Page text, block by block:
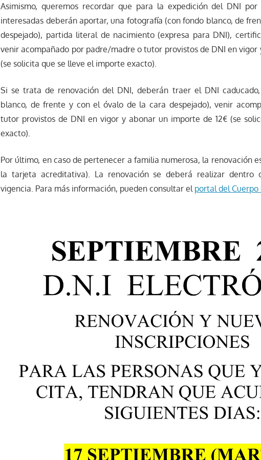
Asimismo, queremos recordar que para la expedición del DNI
interesadas deberán aportar, una fotografía (con fondo blanco, de
despejado), partida literal de nacimiento (expresa para DNI),
venir acompañado por padre/madre o tutor provistos de DNI en vigor
(se solicita que se lleve el importe exacto).
Si se trata de renovación del DNI, deberán traer el DNI
blanco, de frente y con el óvalo de la cara despejado), venir
tutor provistos de DNI en vigor y abonar un importe de 12€ (se
exacto).
Por último, en caso de pertenecer a familia numerosa, la renovación
la tarjeta acreditativa). La renovación se deberá realizar dentro
vigencia. Para más información, pueden consultar el portal del Cuerpo